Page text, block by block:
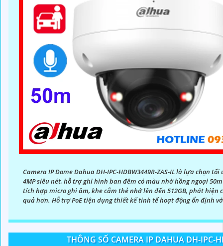
Camera IP Dome Dahua DH-IPC-HDBW3449R-ZAS-IL là lựa chọn
4MP siêu nét, hỗ trợ ghi hình ban đêm có màu nhờ hồng ngoại
tích hợp micro ghi âm, khe cắm thẻ nhớ lên đến 512GB, phát
quả hơn. Hỗ trợ PoE tiện dụng thiết kế tinh tế hoạt động ổn định
THÔNG SỐ CAMERA IP DAHUA DH-IPC-